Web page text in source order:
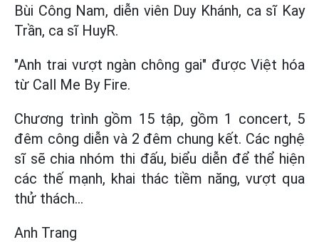
Bùi Công Nam, diễn viên Duy Khánh, ca sĩ Kay
Trần, ca sĩ HuyR.
"Anh trai vượt ngàn chông gai" được Việt hóa
từ Call Me By Fire.
Chương trình gồm 15 tập, gồm 1 concert, 5
đêm công diễn và 2 đêm chung kết. Các nghệ
sĩ sẽ chia nhóm thi đấu, biểu diễn để thể hiện
các thế mạnh, khai thác tiềm năng, vượt qua
thử thách…
Anh Trang